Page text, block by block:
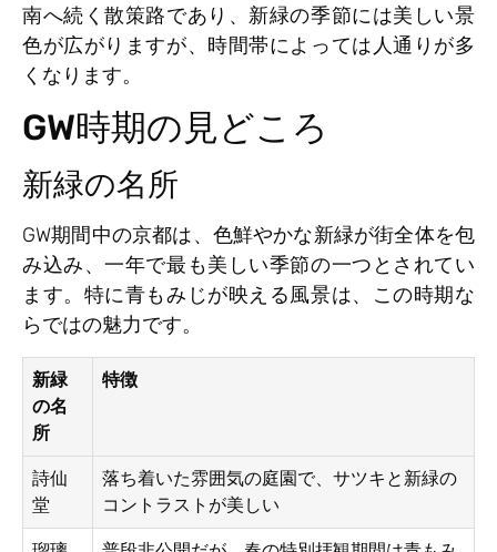
南へ続く散策路であり、新緑の季節には美しい景
色が広がりますが、時間帯によっては人通りが多
くなります。
GW時期の見どころ
新緑の名所
GW期間中の京都は、色鮮やかな新緑が街全体を包
み込み、一年で最も美しい季節の一つとされてい
ます。特に青もみじが映える風景は、この時期な
らではの魅力です。
新緑
の名
所
特徴
詩仙
堂
落ち着いた雰囲気の庭園で、サツキと新緑の
コントラストが美しい